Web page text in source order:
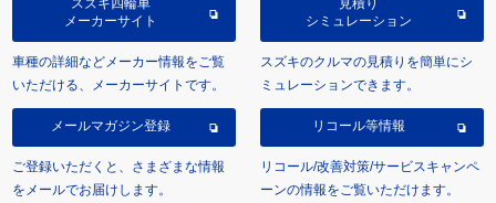
スズキ四輪車
メーカーサイト
車種の詳細などメーカー情報をご覧
いただける、メーカーサイトです。
見積り
シミュレーション
スズキのクルマの見積りを簡単にシ
ミュレーションできます。
メールマガジン登録
ご登録いただくと、さまざまな情報
をメールでお届けします。
リコール等情報
リコール/改善対策/サービスキャンペ
ーンの情報をご覧いただけます。